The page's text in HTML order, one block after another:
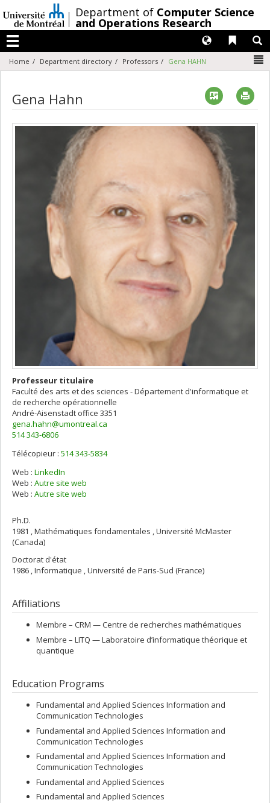
au
contenu
/Department of Computer Science
and Operations Research
Menu
Liens
Langues
Home Department directory Professors Gena HAHN
Gena Hahn Vcard
Professeur titulaire
Faculté des arts et des sciences - Département d'informatique et
de recherche opérationnelle
André-Aisenstadt office 3351
gena.hahn@umontreal.ca
514 343-6806
Télécopieur : 514 343-5834
Web : LinkedIn
Web : Autre site web
Web : Autre site web
Ph.D.
1981 , Mathématiques fondamentales , Université McMaster
(Canada)
Doctorat d'état
1986 , Informatique , Université de Paris-Sud (France)
Affiliations
Membre – CRM — Centre de recherches mathématiques
Membre – LITQ — Laboratoire d’informatique théorique et
quantique
Education Programs
Fundamental and Applied Sciences Information and
Communication Technologies
Fundamental and Applied Sciences Information and
Communication Technologies
Fundamental and Applied Sciences Information and
Communication Technologies
Fundamental and Applied Sciences
Fundamental and Applied Sciences